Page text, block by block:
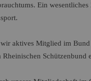
Ein
aktives Mitglied im
Schützenbund